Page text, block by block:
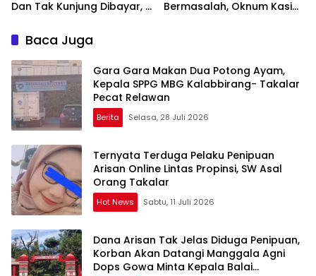
Dan Tak Kunjung Dibayar,
Hukum
Bermasalah, Oknum Kasi
Baca Juga
Gara Gara Makan Dua Potong Ayam,
Kepala SPPG MBG Kalabbirang- Takalar
Pecat Relawan
Berita Selasa, 28 Juli 2026
Ternyata Terduga Pelaku Penipuan
Arisan Online Lintas Propinsi, SW Asal
Orang Takalar
Hot News Sabtu, 11 Juli 2026
Dana Arisan Tak Jelas Diduga Penipuan,
Korban Akan Datangi Manggala Agni
Dops Gowa Minta Kepala Balai